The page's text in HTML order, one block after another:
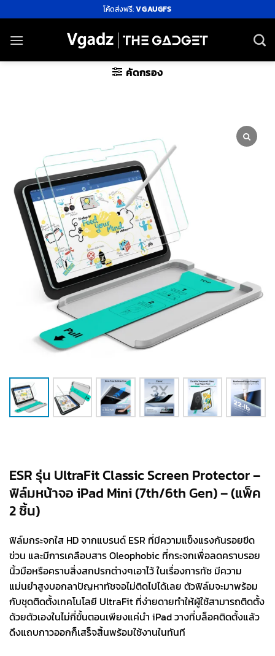
ไป
ยัง
โค้ดส่งฟรี:VGAUGFS
คัดกรอง
ESR รุ่น UltraFit Classic Screen Protector –
ฟิล์มหน้าจอ iPad Mini (7th/6th Gen) – (แพ็ค
2 ชิ้น)
ฟิล์มกระจกใส HD จากแบรนด์ ESR ที่มีความแข็งแรงกันรอยขีด
ข่วน และมีการเคลือบสาร Oleophobic ที่กระจกเพื่อลดคราบรอย
นิ้วมือหรือคราบสิ่งสกปรกต่างๆเอาไว้ ในเรื่องการทัช มีความ
แม่นยำสูงบอกลาปัญหาทัชจอไม่ติดไปได้เลย ตัวฟิล์มจะมาพร้อม
กับชุดติดตั้งเทคโนโลยี UltraFit ที่ง่ายดายทำให้ผู้ใช้สามารถติดตั้ง
ด้วยตัวเองในไม่กี่ขั้นตอนเพียงแค่นำ iPad วางที่บล็อคติดตั้งแล้ว
ดึงแถบกาวออกก็เสร็จสิ้นพร้อมใช้งานในทันที